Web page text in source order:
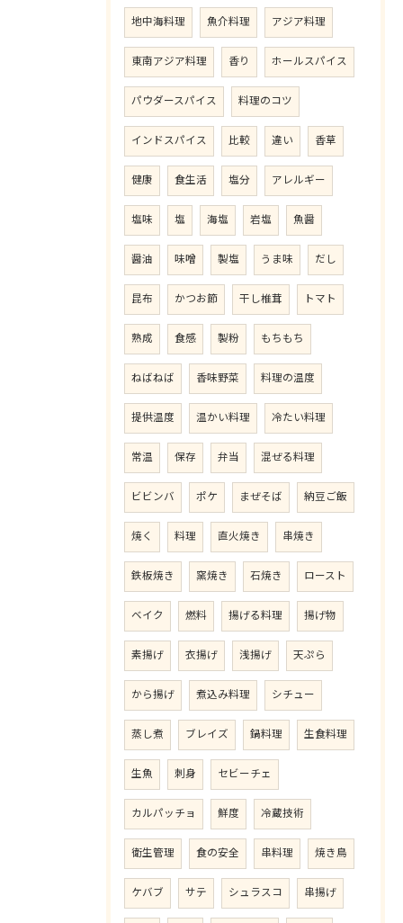
地中海料理 魚介料理 アジア料理
東南アジア料理 香り ホールスパイス
パウダースパイス 料理のコツ
インドスパイス 比較 違い 香草
健康 食生活 塩分 アレルギー
塩味 塩 海塩 岩塩 魚醤
醤油 味噌 製塩 うま味 だし
昆布 かつお節 干し椎茸 トマト
熟成 食感 製粉 もちもち
ねばねば 香味野菜 料理の温度
提供温度 温かい料理 冷たい料理
常温 保存 弁当 混ぜる料理
ビビンバ ポケ まぜそば 納豆ご飯
焼く 料理 直火焼き 串焼き
鉄板焼き 窯焼き 石焼き ロースト
ベイク 燃料 揚げる料理 揚げ物
素揚げ 衣揚げ 浅揚げ 天ぷら
から揚げ 煮込み料理 シチュー
蒸し煮 ブレイズ 鍋料理 生食料理
生魚 刺身 セビーチェ
カルパッチョ 鮮度 冷蔵技術
衛生管理 食の安全 串料理 焼き鳥
ケバブ サテ シュラスコ 串揚げ